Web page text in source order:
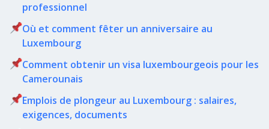
professionnel
Où et comment fêter un anniversaire au
Luxembourg
Comment obtenir un visa luxembourgeois pour les
Camerounais
Emplois de plongeur au Luxembourg : salaires,
exigences, documents